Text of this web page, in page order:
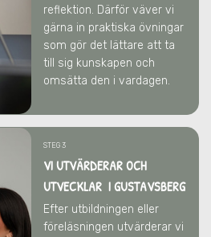
reflektion. Därför väver vi
gärna in praktiska övningar
som gör det lättare att ta
till sig kunskapen och
omsätta den i vardagen.
STEG 3
VI UTVÄRDERAR OCH
UTVECKLAR I GUSTAVSBERG
Efter utbildningen eller
föreläsningen utvärderar vi